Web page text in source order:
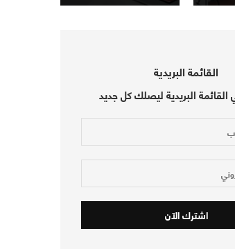
القائمة البريدية
البريدية ليصلك كل جديد